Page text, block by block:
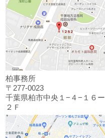
柏事務所
〒277-0023
千葉県柏市中央１−４−１６ー
２Ｆ